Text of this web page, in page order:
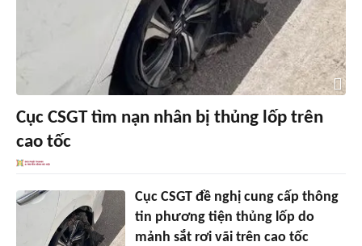
Cục CSGT tìm nạn nhân bị thủng lốp trên
cao tốc
Cục CSGT đề nghị cung cấp thông
tin phương tiện thủng lốp do
mảnh sắt rơi vãi trên cao tốc